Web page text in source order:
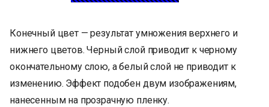
Конечный цвет — результат умножения верхнего и
нижнего цветов. Черный слой приводит к черному
окончательному слою, а белый слой не приводит к
изменению. Эффект подобен двум изображениям,
нанесенным на прозрачную пленку.